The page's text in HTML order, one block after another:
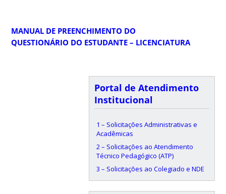
MANUAL DE PREENCHIMENTO DO
QUESTIONÁRIO DO ESTUDANTE – LICENCIATURA
Portal de Atendimento
Institucional
1 – Solicitações Administrativas e
Acadêmicas
2 – Solicitações ao Atendimento
Técnico Pedagógico (ATP)
3 – Solicitações ao Colegiado e NDE